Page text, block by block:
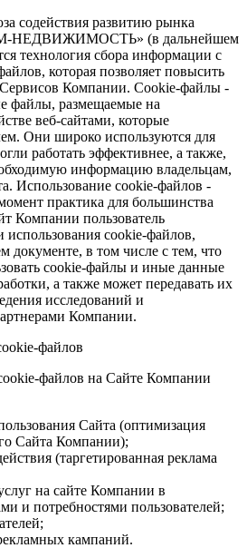
содействия развитию рынка
НЕДВИЖИМОСТЬ» (в дальнейшем
технология сбора информации с
которая позволяет повысить
Компании. Сookie-файлы -
файлы, размещаемые на
веб-сайтами, которые
Они широко используются для
работать эффективнее, а также,
информацию владельцам,
Использование cookie-файлов -
практика для большинства
Компании пользователь
использования cookie-файлов,
документе, в том числе с тем, что
cookie-файлы и иные данные
а также может передавать их
исследований и
Компании.
файлов
файлов на Сайте Компании
Сайта (оптимизация
Сайта Компании);
(таргетированная реклама
на сайте Компании в
и потребностями пользователей;
кампаний.